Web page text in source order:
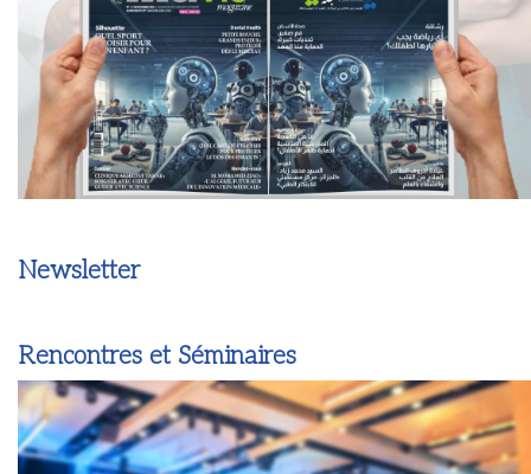
Newsletter
Rencontres et Séminaires